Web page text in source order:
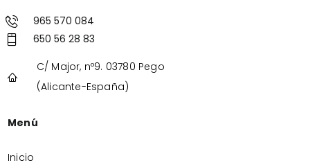
965 570 084
650 56 28 83
C/ Major, nº9. 03780 Pego
(Alicante-España)
Menú
Inicio